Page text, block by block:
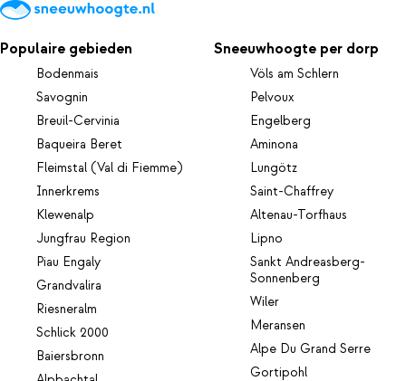
Populaire gebieden
Bodenmais
Savognin
Breuil-Cervinia
Baqueira Beret
Fleimstal (Val di Fiemme)
Innerkrems
Klewenalp
Jungfrau Region
Piau Engaly
Grandvalira
Riesneralm
Schlick 2000
Baiersbronn
Sneeuwhoogte per dorp
Völs am Schlern
Pelvoux
Engelberg
Aminona
Lungötz
Saint-Chaffrey
Altenau-Torfhaus
Lipno
Sankt Andreasberg-
Sonnenberg
Wiler
Meransen
Alpe Du Grand Serre
Gortipohl